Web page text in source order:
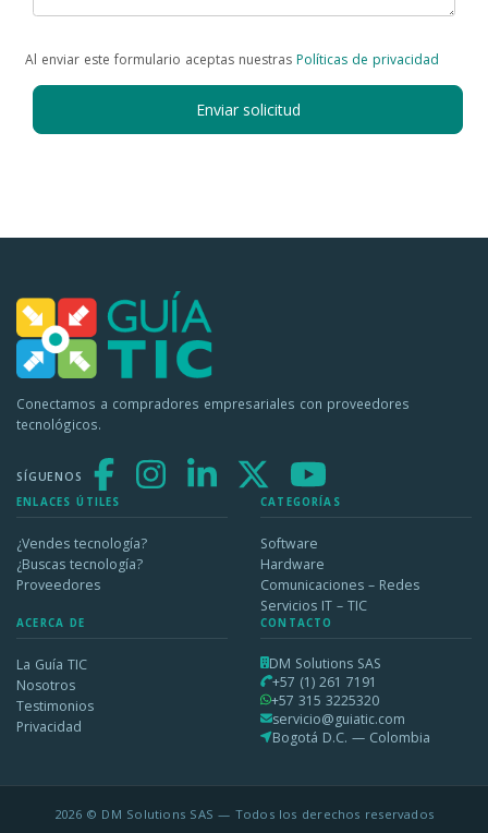
Al enviar este formulario aceptas nuestras Políticas de privacidad
Enviar solicitud
Conectamos a compradores empresariales con proveedores
tecnológicos.
SÍGUENOS
ENLACES ÚTILES
¿Vendes tecnología?
¿Buscas tecnología?
Proveedores
CATEGORÍAS
Software
Hardware
Comunicaciones – Redes
Servicios IT – TIC
ACERCA DE
La Guía TIC
Nosotros
Testimonios
Privacidad
CONTACTO
DM Solutions SAS
+57 (1) 261 7191
+57 315 3225320
servicio@guiatic.com
Bogotá D.C. — Colombia
2026 © DM Solutions SAS — Todos los derechos reservados